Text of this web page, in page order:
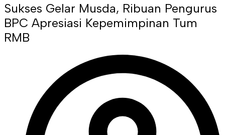
Sukses Gelar Musda, Ribuan Pengurus
BPC Apresiasi Kepemimpinan Tum
RMB